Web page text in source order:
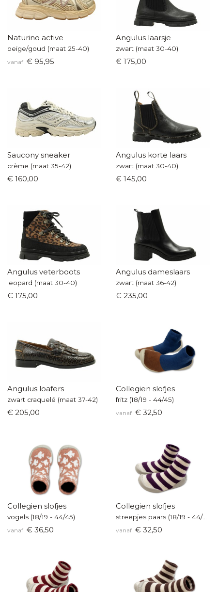
Naturino active
beige/goud (maat 25-40)
vanaf € 95,95
Angulus laarsje
zwart (maat 30-40)
€ 175,00
Saucony sneaker
crème (maat 35-42)
€ 160,00
Angulus korte laars
zwart (maat 30-40)
€ 145,00
Angulus veterboots
leopard (maat 30-40)
€ 175,00
Angulus dameslaars
zwart (maat 36-42)
€ 235,00
Angulus loafers
zwart craquelé (maat 37-42)
€ 205,00
Collegien slofjes
fritz (18/19 - 44/45)
vanaf € 32,50
Collegien slofjes
vogels (18/19 - 44/45)
vanaf € 36,50
Collegien slofjes
streepjes paars (18/19 - 44/45)
vanaf € 32,50